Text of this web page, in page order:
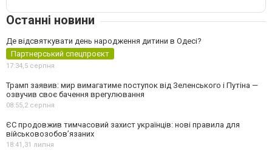
Останні новини
Де відсвяткувати день народження дитини в Одесі?
Партнерський спецпроєкт
17:34,5 серпня
Трамп заявив: мир вимагатиме поступок від Зеленського і Путіна —
озвучив своє бачення врегулювання
08:55,2 серпня
ЄС продовжив тимчасовий захист українців: нові правила для
військовозобов’язаних
18:41,31 липня